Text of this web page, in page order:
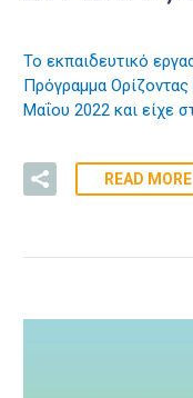
Το εκπαιδευτικό
Πρόγραμμα
Μαΐου 2022 και είχε
READ MORE